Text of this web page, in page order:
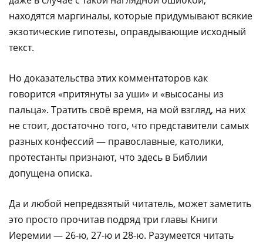
находятся маргиналы, которые придумывают всякие
экзотические гипотезы, оправдывающие исходный
текст.
Но доказательства этих комментаторов как
говорится «притянуты за уши» и «высосаны из
пальца». Тратить своё время, на мой взгляд, на них
не стоит, достаточно того, что представители самых
разных конфессий — православные, католики,
протестанты признают, что здесь в Библии
допущена описка.
Да и любой непредвзятый читатель, может заметить
это просто прочитав подряд три главы Книги
Иеремии — 26-ю, 27-ю и 28-ю. Разумеется читать